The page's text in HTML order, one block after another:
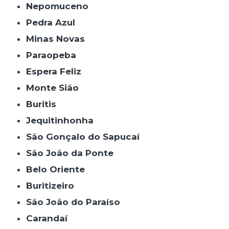
Nepomuceno
Pedra Azul
Minas Novas
Paraopeba
Espera Feliz
Monte Sião
Buritis
Jequitinhonha
São Gonçalo do Sapucaí
São João da Ponte
Belo Oriente
Buritizeiro
São João do Paraíso
Carandaí